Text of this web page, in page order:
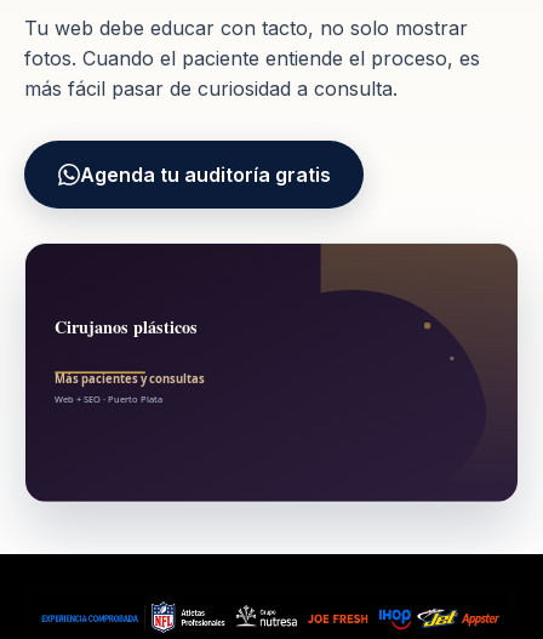
Tu web debe educar con tacto, no solo mostrar
fotos. Cuando el paciente entiende el proceso, es
más fácil pasar de curiosidad a consulta.
Agenda tu auditoría gratis